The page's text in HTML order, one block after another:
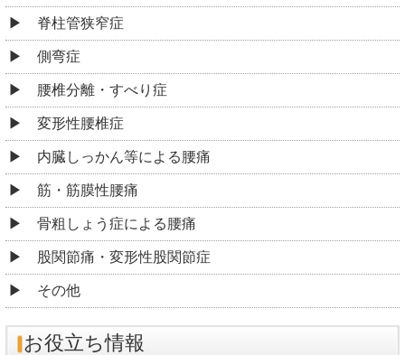
脊柱管狭窄症
側弯症
腰椎分離・すべり症
変形性腰椎症
内臓しっかん等による腰痛
筋・筋膜性腰痛
骨粗しょう症による腰痛
股関節痛・変形性股関節症
その他
お役立ち情報